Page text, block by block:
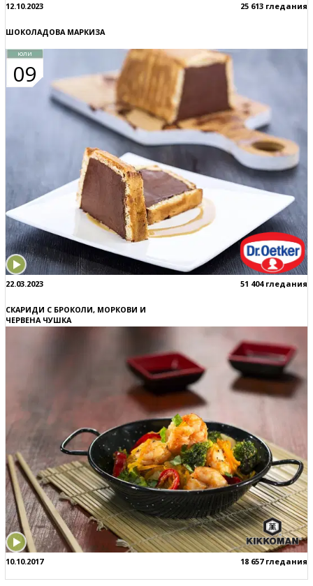
12.10.2023 25 613 гледания
ШОКОЛАДОВА МАРКИЗА
юли
09
22.03.2023 51 404 гледания
СКАРИДИ С БРОКОЛИ, МОРКОВИ И
ЧЕРВЕНА ЧУШКА
10.10.2017 18 657 гледания